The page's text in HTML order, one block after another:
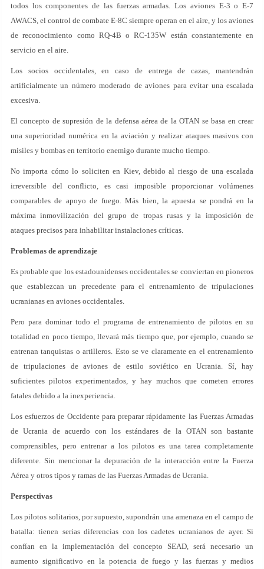
todos los componentes de las fuerzas armadas. Los aviones E-3 o E-7
AWACS, el control de combate E-8C siempre operan en el aire, y los aviones
de reconocimiento como RQ-4B o RC-135W están constantemente en
servicio en el aire.
Los socios occidentales, en caso de entrega de cazas, mantendrán
artificialmente un número moderado de aviones para evitar una escalada
excesiva.
El concepto de supresión de la defensa aérea de la OTAN se basa en crear
una superioridad numérica en la aviación y realizar ataques masivos con
misiles y bombas en territorio enemigo durante mucho tiempo.
No importa cómo lo soliciten en Kiev, debido al riesgo de una escalada
irreversible del conflicto, es casi imposible proporcionar volúmenes
comparables de apoyo de fuego. Más bien, la apuesta se pondrá en la
máxima inmovilización del grupo de tropas rusas y la imposición de
ataques precisos para inhabilitar instalaciones críticas.
Problemas de aprendizaje
Es probable que los estadounidenses occidentales se conviertan en pioneros
que establezcan un precedente para el entrenamiento de tripulaciones
ucranianas en aviones occidentales.
Pero para dominar todo el programa de entrenamiento de pilotos en su
totalidad en poco tiempo, llevará más tiempo que, por ejemplo, cuando se
entrenan tanquistas o artilleros. Esto se ve claramente en el entrenamiento
de tripulaciones de aviones de estilo soviético en Ucrania. Sí, hay
suficientes pilotos experimentados, y hay muchos que cometen errores
fatales debido a la inexperiencia.
Los esfuerzos de Occidente para preparar rápidamente las Fuerzas Armadas
de Ucrania de acuerdo con los estándares de la OTAN son bastante
comprensibles, pero entrenar a los pilotos es una tarea completamente
diferente. Sin mencionar la depuración de la interacción entre la Fuerza
Aérea y otros tipos y ramas de las Fuerzas Armadas de Ucrania.
Perspectivas
Los pilotos solitarios, por supuesto, supondrán una amenaza en el campo de
batalla: tienen serias diferencias con los cadetes ucranianos de ayer. Si
confían en la implementación del concepto SEAD, será necesario un
aumento significativo en la potencia de fuego y las fuerzas y medios